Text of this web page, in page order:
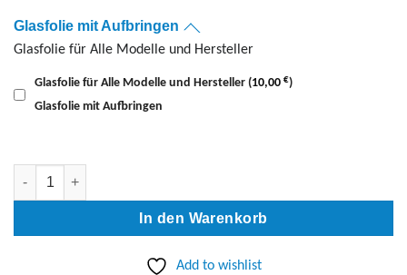
Glasfolie mit Aufbringen
Glasfolie für Alle Modelle und Hersteller
Glasfolie für Alle Modelle und Hersteller (10,00 €)
Glasfolie mit Aufbringen
iPhone 13 AKKU Austausch Menge
In den Warenkorb
Add to wishlist